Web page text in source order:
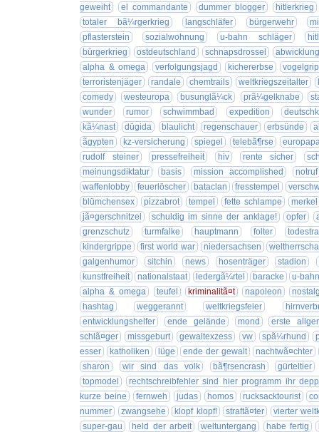
geweiht
el commandante dummer blogger
hitlerkrieg
totaler bã¼rgerkrieg
langschläfer bürgerwehr
pflasterstein
sozialwohnung u-bahn schläger
bürgerkrieg
ostdeutschland schnapsdrossel
alpha & omega
verfolgungsjagd kichererbse
terroristenjäger
randale chemtrails weltkriegszeitalter
comedy
westeuropa busunglã¼ck prã¼gelknabe
wunder
rumor schwimmbad expedition
kã¼nast
dügida blaulicht regenschauer erbsünde
ãgypten
kz-versicherung spiegel telebã¶rse
rudolf steiner
pressefreiheit hiv rente sicher
meinungsdiktatur
basis mission accomplished
notruf
waffenlobby
feuerlöscher bataclan fresstempel
blümchensex
pizzabrot tempel fette schlampe
merkel
jã¤gerschnitzel
schuldig im sinne der anklage! opfer
grenzschutz
turmfalke hauptmann folter
kindergrippe
first world war niedersachsen
galgenhumor
sitchin news hosenträger
stadion
kunstfreiheit
nationalstaat ledergã¼rtel baracke
u-
alpha & omega
teufel kriminalitã¤t napoleon
hashtag
weggerannt weltkriegsfeier
entwicklungshelfer
ende gelände mond
erste
schlã¤ger
missgeburt gewaltexzess vw spã¼rhund
esser
katholiken lüge ende der gewalt
nachtwã¤chter
sharon
wir sind das volk bã¶rsencrash
gürteltier
topmodel
rechtschreibfehler sind hier programm ihr
kurze beine
fernweh judas homos rucksacktourist
nummer
zwangsehe klopf klopf! straftã¤ter
vierter
super-gau
held der arbeit weltuntergang habe fertig